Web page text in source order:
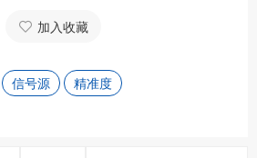
加入收藏
信号源 精准度